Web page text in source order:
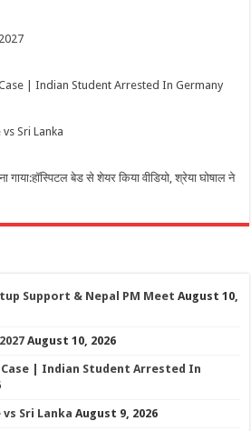
| Indian Student Arrested In Germany
Sri Lanka
गाया:हॉस्पिटल बेड से शेयर किया वीडियो, श्रेया घोषाल ने
Support & Nepal PM Meet August 10,
August 10, 2026
| Indian Student Arrested In
Sri Lanka August 9, 2026